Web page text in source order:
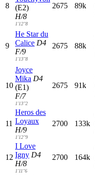
8
(E2)
H/8
1'12"8
2675 89k
9
He Star du
Calice D4
F/9
1'13"8
2675 88k
10
Joyce
Mika D4
(E1)
F/7
1'13"2
2675 91k
11
Heros des
Loyaux
H/9
1'12"9
2700 133k
12
I Love
Igny D4
H/8
1'11"6
2700 164k